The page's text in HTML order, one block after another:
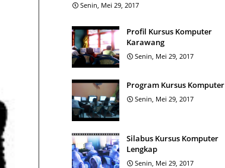
Senin, Mei 29, 2017
Profil Kursus Komputer
Karawang
Senin, Mei 29, 2017
Program Kursus Komputer
Senin, Mei 29, 2017
Silabus Kursus Komputer
Lengkap
Senin, Mei 29, 2017